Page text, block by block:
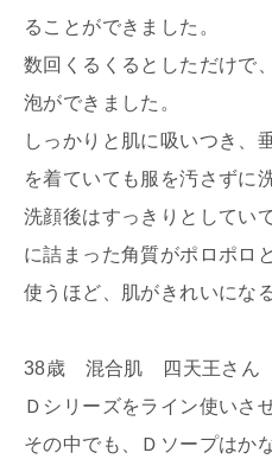
ることができました。
数回くるくるとしただけで
泡ができました。
しっかりと肌に吸いつき、
を着ていても服を汚さずに
洗顔後はすっきりとしてい
に詰まった角質がポロポロ
使うほど、肌がきれいにな
38歳 混合肌 四天王さん
Ｄシリーズをライン使いさ
その中でも、Ｄソープはか